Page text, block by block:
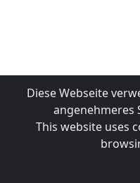
Diese Webseite
angenehmeres
This website uses